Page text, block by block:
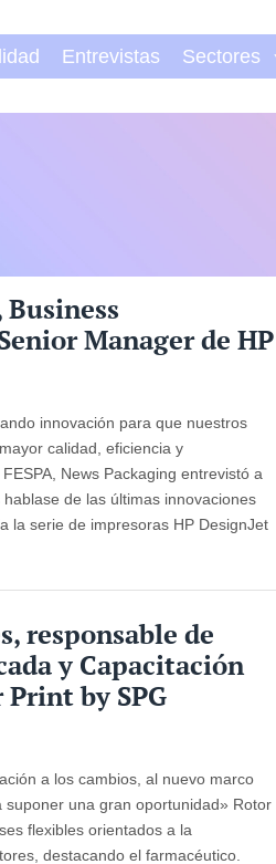
Entrevistas Sectores
Manager de HP
innovación para que nuestros
calidad, eficiencia y
News Packaging entrevistó a
de las últimas innovaciones
la serie de impresoras HP DesignJet
responsable de
y Capacitación
by SPG
a los cambios, al nuevo marco
suponer una gran oportunidad» Rotor
flexibles orientados a la
destacando el farmacéutico.